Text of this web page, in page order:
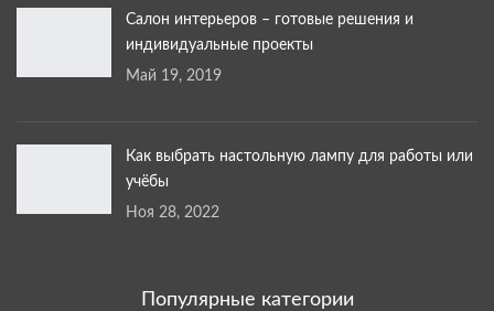
Салон интерьеров – готовые решения и
индивидуальные проекты
Май 19, 2019
Как выбрать настольную лампу для работы или
учёбы
Ноя 28, 2022
Популярные категории